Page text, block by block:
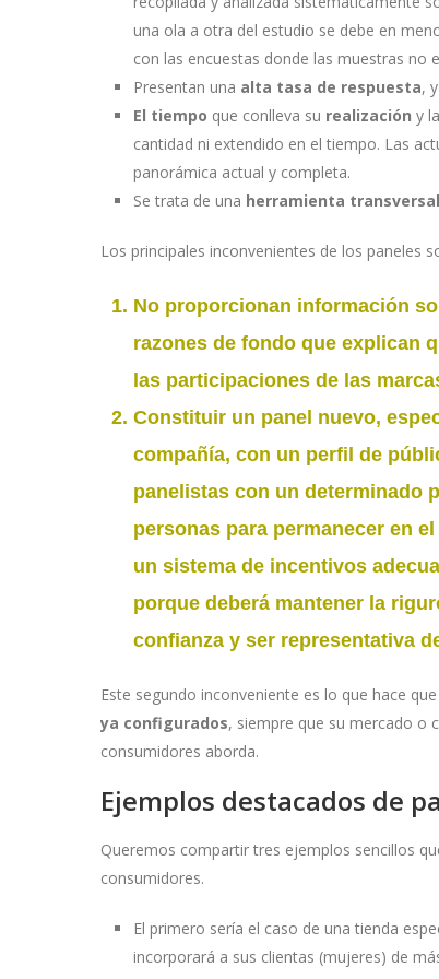
una ola a otra del estudio se debe en
con las encuestas donde las muestras no
Presentan una alta tasa de respuesta,
El tiempo que conlleva su realización y
cantidad ni extendido en el tiempo. Las
panorámica actual y completa.
Se trata de una herramienta transversal
Los principales inconvenientes de los paneles
No proporcionan información
razones de fondo que explican
las participaciones de las
Constituir un panel nuevo,
compañía, con un perfil de
panelistas con un determinado
personas para permanecer en
un sistema de incentivos
porque deberá mantener la
confianza y ser representativa
Este segundo inconveniente es lo que hace que
ya configurados, siempre que su mercado o
consumidores aborda.
Ejemplos destacados de
Queremos compartir tres ejemplos sencillos
consumidores.
El primero sería el caso de una tienda
incorporará a sus clientas (mujeres) de